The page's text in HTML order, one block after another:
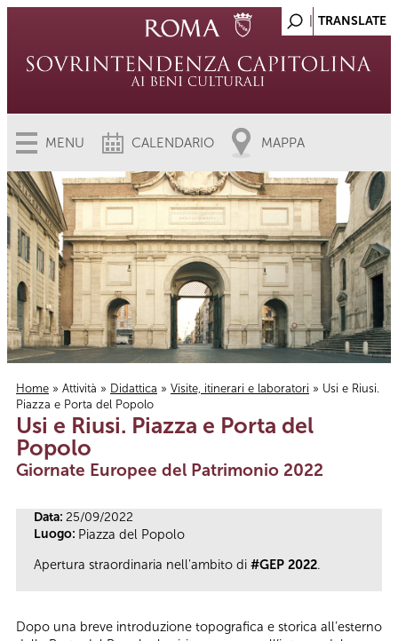
MENU CALENDARIO MAPPA
Tu sei qui
Home » Attività » Didattica » Visite, itinerari e laboratori » Usi e Riusi.
Piazza e Porta del Popolo
Usi e Riusi. Piazza e Porta del
Popolo
Giornate Europee del Patrimonio 2022
Data: 25/09/2022
Luogo: Piazza del Popolo
Apertura straordinaria nell'ambito di #GEP 2022.
Dopo una breve introduzione topografica e storica all’esterno